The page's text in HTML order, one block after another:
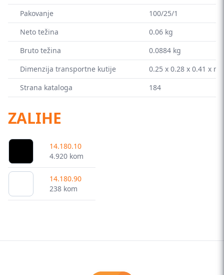
Pakovanje
100/25/1
Neto težina
0.06 kg
Bruto težina
0.0884 kg
Dimenzija transportne kutije
0.25 x 0.28 x 0.41 x m
Strana kataloga
184
ZALIHE
14.180.10
4.920 kom
14.180.90
238 kom